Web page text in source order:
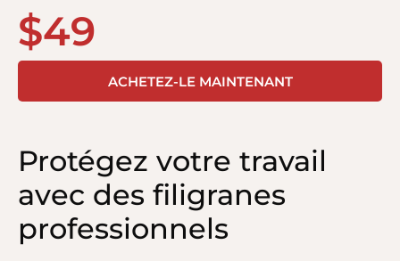
$49
ACHETEZ-LE MAINTENANT
Protégez votre travail
avec des filigranes
professionnels